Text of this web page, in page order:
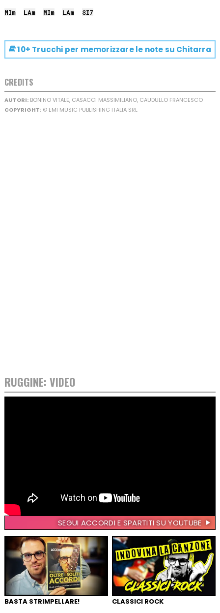
MIm LAm MIm LAm SI7
10+ Trucchi per memorizzare le note su Chitarra
CREDITS
AUTORI:BONINO VITALE, CASACCI MASSIMILIANO, CAUDULLO FRANCESCO
COPYRIGHT:© EMI MUSIC PUBLISHING ITALIA SRL
RUGGINE: VIDEO
SEGUI ACCORDI E SPARTITI SU YOUTUBE
BASTA STRIMPELLARE! CLASSICI ROCK